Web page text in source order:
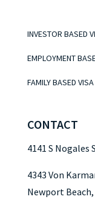
INVESTOR BASED
EMPLOYMENT
FAMILY BASED
CONTACT
4141 S Nogales
4343 Von
Newport Beach,